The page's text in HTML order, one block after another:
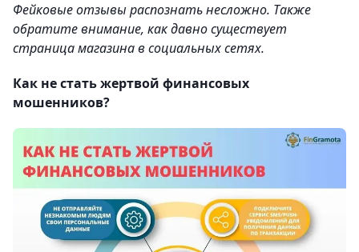
Фейковые отзывы распознать несложно. Также
обратите внимание, как давно существует
страница магазина в социальных сетях.
Как не стать жертвой финансовых
мошенников?